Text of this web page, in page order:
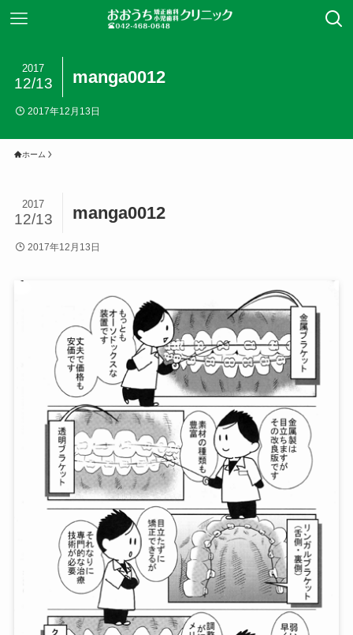
manga0012
2017
12/13
2017年12月13日
ホーム
manga0012
2017
12/13
2017年12月13日